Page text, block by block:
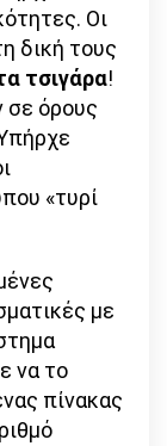
Οι
δική τους
τσιγάρα!
σε όρους
«τυρί
με
να το
πίνακας